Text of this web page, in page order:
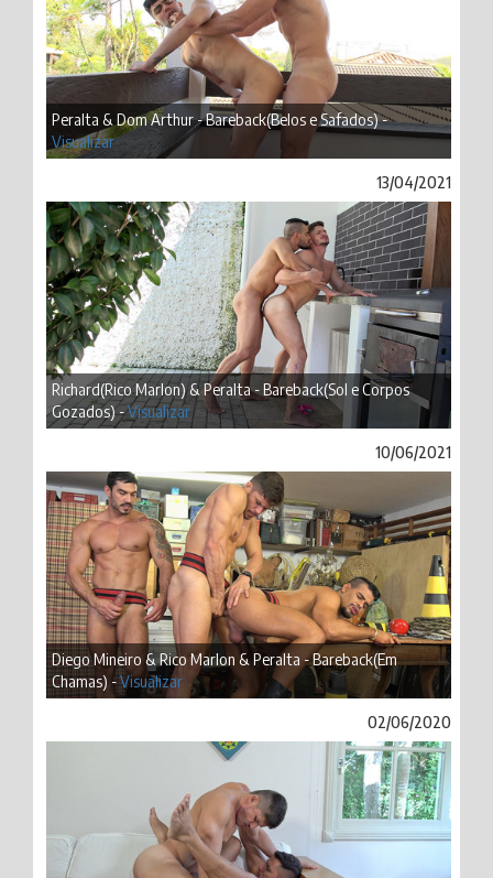
Peralta & Dom Arthur - Bareback(Belos e Safados) -
Visualizar
13/04/2021
Richard(Rico Marlon) & Peralta - Bareback(Sol e Corpos
Gozados) -Visualizar
10/06/2021
Diego Mineiro & Rico Marlon & Peralta - Bareback(Em
Chamas) -Visualizar
02/06/2020